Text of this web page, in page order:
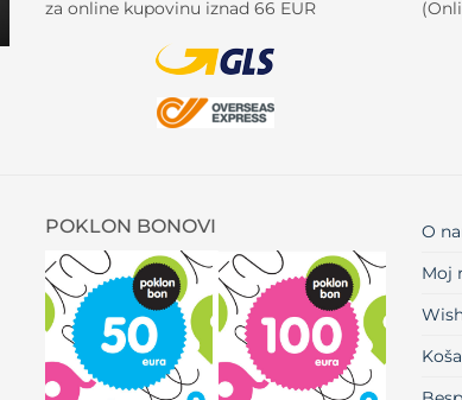
za online kupovinu iznad 66 EUR
POKLON BONOVI
O
Moj